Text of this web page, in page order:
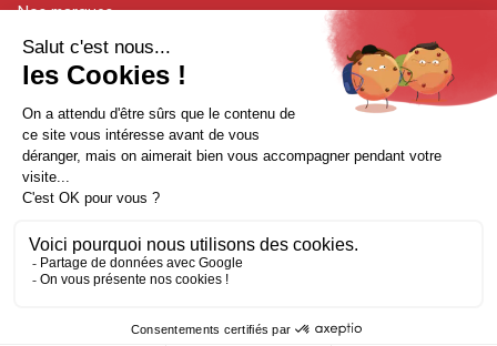
Nos marques
Nos cocktails
The Bartenders Society
Actualites
Politique de confidentialite
Politique relative aux cookies